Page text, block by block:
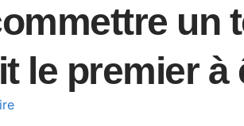
un
le premier